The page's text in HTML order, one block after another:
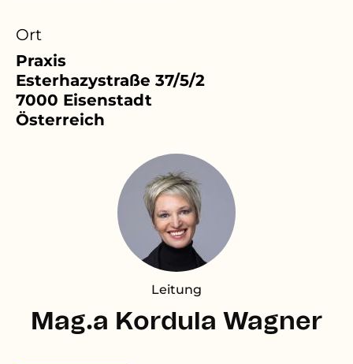
Ort
Praxis
Esterhazystraße 37/5/2
7000 Eisenstadt
Österreich
Leitung
Mag.a Kordula Wagner